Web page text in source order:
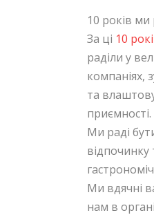
10 років ми
За ці 10
раділи у
компаніях,
та
приємності.
Ми раді
Ми вдячні
нам в